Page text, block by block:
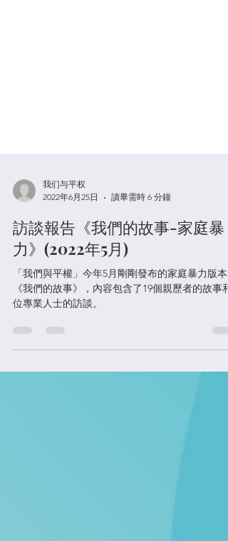
2022年6月25日
讀畢需時 6 分鐘
訪談報告《我們的故事-家庭暴
力》(2022年5月)
「我們與平權」今年5月剛剛發布的家庭暴力版本
《我們的故事》，內容包含了19個親歷者的故事和
位專業人士的訪談。